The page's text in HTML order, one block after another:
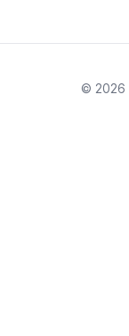
© 2026